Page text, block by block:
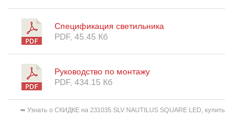
Спецификация светильника
PDF, 45.45 Кб
Руководство по монтажу
PDF, 434.15 Кб
➥ Узнать о СКИДКЕ на 231035 SLV NAUTILUS SQUARE LED, купить